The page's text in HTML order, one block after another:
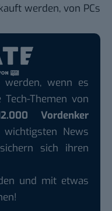
werden, von PCs
wenn es
Themen von
Vordenker
News
sich ihren
und mit etwas